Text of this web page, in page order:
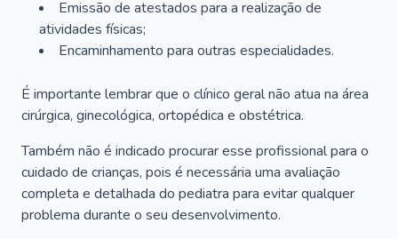
Emissão de atestados para a realização de
atividades físicas;
Encaminhamento para outras especialidades.
É importante lembrar que o clínico geral não atua na área
cirúrgica, ginecológica, ortopédica e obstétrica.
Também não é indicado procurar esse profissional para o
cuidado de crianças, pois é necessária uma avaliação
completa e detalhada do pediatra para evitar qualquer
problema durante o seu desenvolvimento.